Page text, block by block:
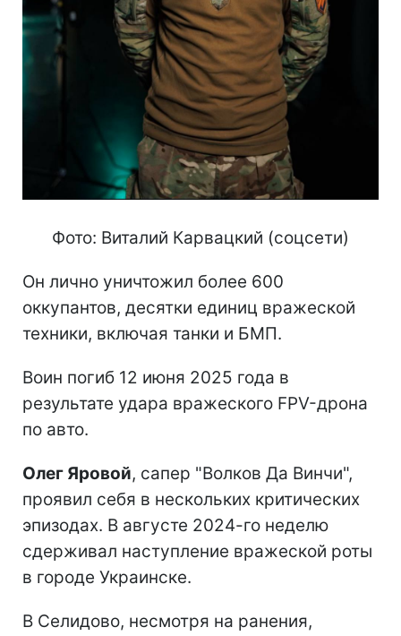
Фото: Виталий Карвацкий (соцсети)
Он лично уничтожил более 600
оккупантов, десятки единиц вражеской
техники, включая танки и БМП.
Воин погиб 12 июня 2025 года в
результате удара вражеского FPV-дрона
по авто.
Олег Яровой, сапер "Волков Да Винчи",
проявил себя в нескольких критических
эпизодах. В августе 2024-го неделю
сдерживал наступление вражеской роты
в городе Украинске.
В Селидово, несмотря на ранения,